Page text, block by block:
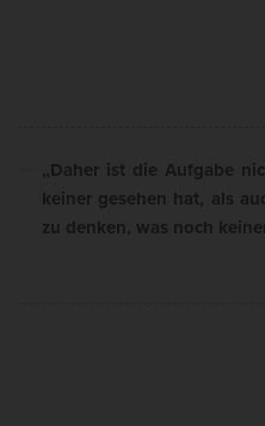
„Daher ist die Aufgabe
keiner gesehen hat, als
zu denken, was noch